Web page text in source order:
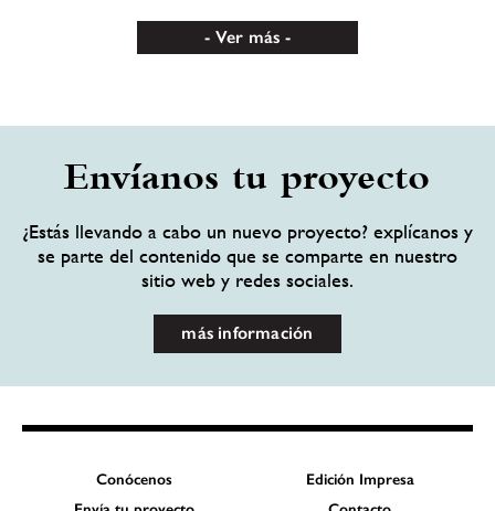
Ver más
Envíanos tu proyecto
¿Estás llevando a cabo un nuevo proyecto? explícanos y
se parte del contenido que se comparte en nuestro
sitio web y redes sociales.
más información
Conócenos
Edición Impresa